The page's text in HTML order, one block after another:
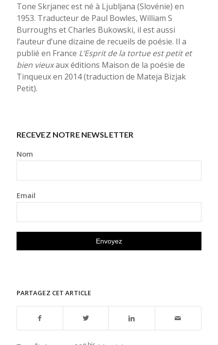
Tone Skrjanec est né à Ljubljana (Slovénie) en
1953. Traducteur de Paul Bowles, William S
Burroughs et Charles Bukowski, il est aussi
l’auteur d’une dizaine de recueils de poésie. Il a
publié en France L’Esprit de la tortue est petit et
bien vieuxaux éditions Maison de la poésie de
Tinqueux en 2014 (traduction de Mateja Bizjak
Petit).
RECEVEZ NOTRE NEWSLETTER
Nom
Email
PARTAGEZ CET ARTICLE